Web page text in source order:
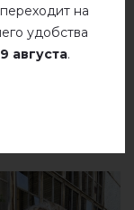
на
удобства
августа.